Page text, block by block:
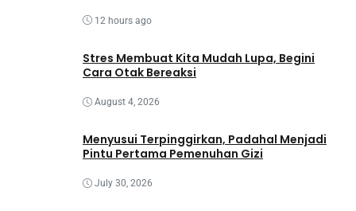
12 hours ago
Stres Membuat Kita Mudah Lupa, Begini
Cara Otak Bereaksi
August 4, 2026
Menyusui Terpinggirkan, Padahal Menjadi
Pintu Pertama Pemenuhan Gizi
July 30, 2026